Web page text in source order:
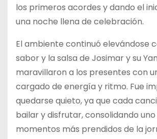
los primeros acordes y dando el
una noche llena de celebración.
El ambiente continuó elevándose
sabor y la salsa de Josimar y su
maravillaron a los presentes con
cargado de energía y ritmo. Fue
quedarse quieto, ya que cada
bailar y disfrutar, consolidando uno
momentos más prendidos de la